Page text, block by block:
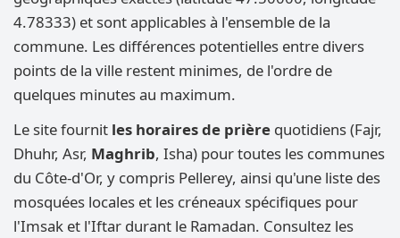
4.78333) et sont applicables à l'ensemble de la
commune. Les différences potentielles entre divers
points de la ville restent minimes, de l'ordre de
quelques minutes au maximum.
Le site fournit les horaires de prière quotidiens (Fajr,
Dhuhr, Asr, Maghrib, Isha) pour toutes les communes
du Côte-d'Or, y compris Pellerey, ainsi qu'une liste des
mosquées locales et les créneaux spécifiques pour
l'Imsak et l'Iftar durant le Ramadan. Consultez les